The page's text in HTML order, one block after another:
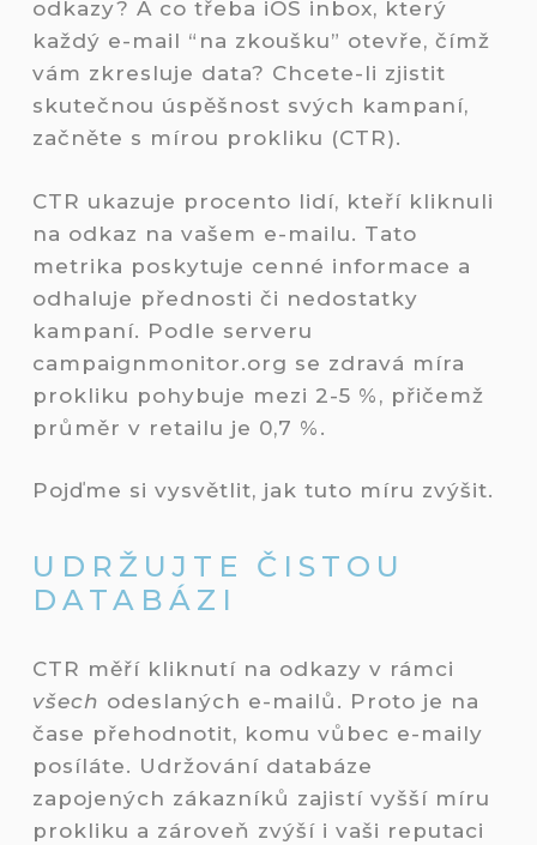
odkazy? A co třeba iOS inbox, který
každý e-mail “na zkoušku” otevře, čímž
vám zkresluje data? Chcete-li zjistit
skutečnou úspěšnost svých kampaní,
začněte s mírou prokliku (CTR).
CTR ukazuje procento lidí, kteří kliknuli
na odkaz na vašem e-mailu. Tato
metrika poskytuje cenné informace a
odhaluje přednosti či nedostatky
kampaní. Podle serveru
campaignmonitor.org se zdravá míra
prokliku pohybuje mezi 2-5 %, přičemž
průměr v retailu je 0,7 %.
Pojďme si vysvětlit, jak tuto míru zvýšit.
UDRŽUJTE ČISTOU
DATABÁZI
CTR měří kliknutí na odkazy v rámci
všech odeslaných e-mailů. Proto je na
čase přehodnotit, komu vůbec e-maily
posíláte. Udržování databáze
zapojených zákazníků zajistí vyšší míru
prokliku a zároveň zvýší i vaši reputaci